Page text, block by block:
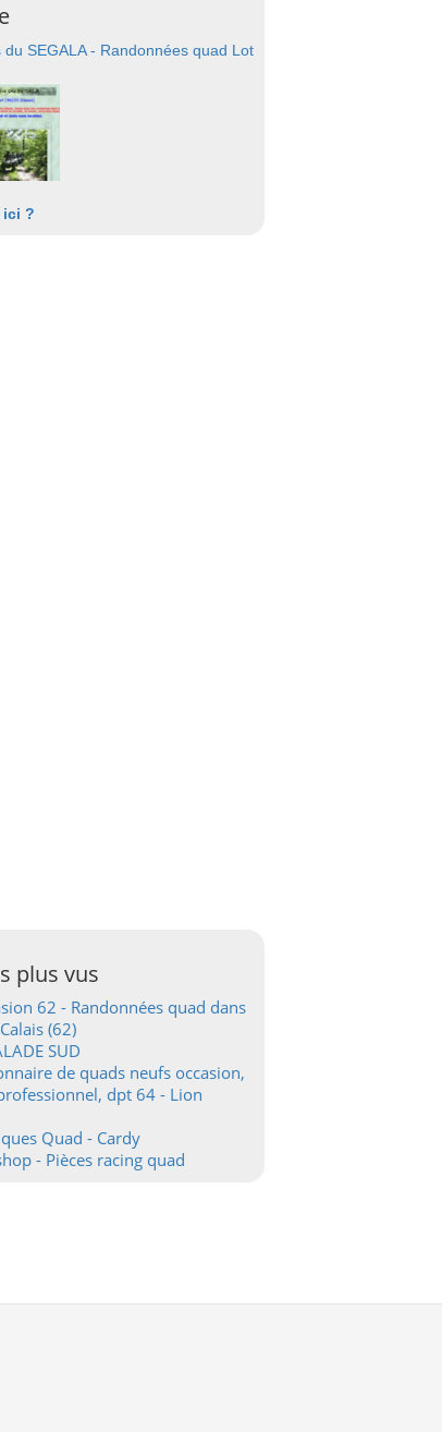
du SEGALA - Randonnées quad Lot
ici ?
plus vus
62 - Randonnées quad dans
(62)
SUD
de quads neufs occasion,
dpt 64 - Lion
Quad - Cardy
- Pièces racing quad